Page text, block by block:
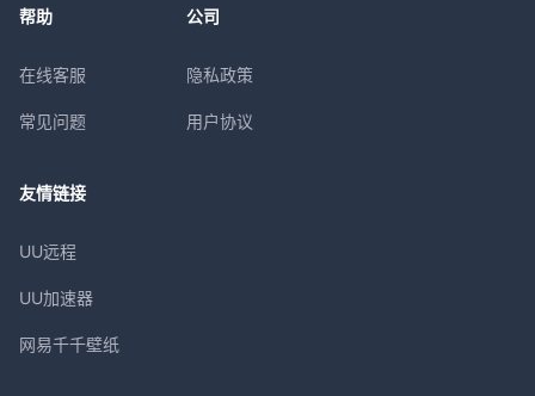
帮助
在线客服
常见问题
公司
隐私政策
用户协议
友情链接
UU远程
UU加速器
网易千千壁纸